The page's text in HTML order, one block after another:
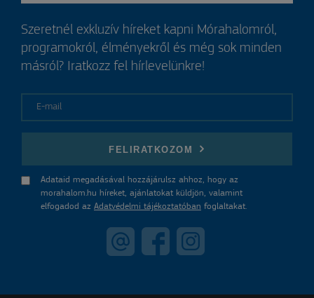
Szeretnél exkluzív híreket kapni Mórahalomról,
programokról, élményekről és még sok minden
másról? Iratkozz fel hírlevelünkre!
FELIRATKOZOM
Adataid megadásával hozzájárulsz ahhoz, hogy az
morahalom.hu híreket, ajánlatokat küldjön, valamint
elfogadod az Adatvédelmi tájékoztatóban foglaltakat.